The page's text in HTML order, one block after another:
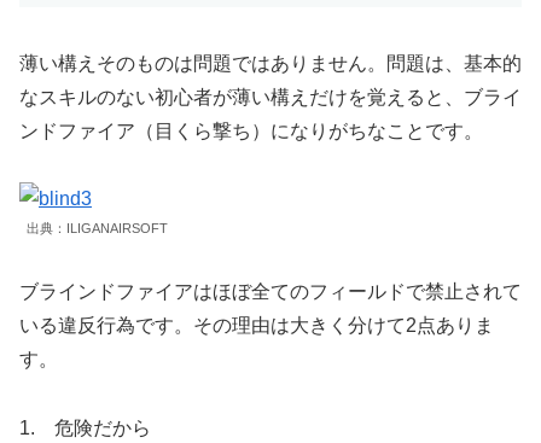
薄い構えそのものは問題ではありません。問題は、 基本的
なスキルのない初心者が薄い構えだけを覚えると、ブライ
ンドファイア（目くら撃ち）になりがちなことです。
出典：ILIGANAIRSOFT
ブラインドファイアはほぼ全てのフィールドで禁止 されて
いる違反行為です。その理由は大きく分けて2点ありま
す。
1. 危険だから